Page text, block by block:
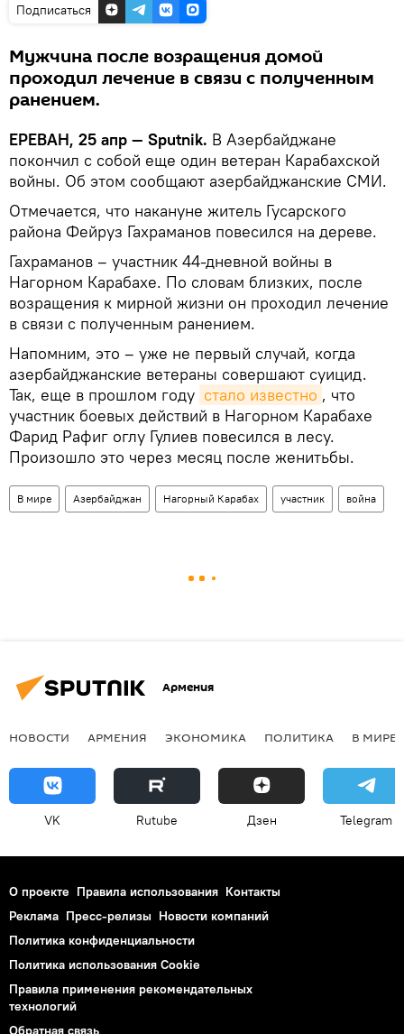
Подписаться
Мужчина после возращения домой
проходил лечение в связи с полученным
ранением.
ЕРЕВАН, 25 апр — Sputnik. В Азербайджане
покончил с собой еще один ветеран Карабахской
войны. Об этом сообщают азербайджанские СМИ.
Отмечается, что накануне житель Гусарского
района Фейруз Гахраманов повесился на дереве.
Гахраманов – участник 44-дневной войны в
Нагорном Карабахе. По словам близких, после
возращения к мирной жизни он проходил лечение
в связи с полученным ранением.
Напомним, это – уже не первый случай, когда
азербайджанские ветераны совершают суицид.
Так, еще в прошлом году стало известно , что
участник боевых действий в Нагорном Карабахе
Фарид Рафиг оглу Гулиев повесился в лесу.
Произошло это через месяц после женитьбы.
В мире Азербайджан Нагорный Карабах участник война
Армения
НОВОСТИ АРМЕНИЯ ЭКОНОМИКА ПОЛИТИКА В МИРЕ
VK Rutube Дзен Telegram
О проекте Правила использования Контакты
Реклама Пресс-релизы Новости компаний
Политика конфиденциальности
Политика использования Cookie
Правила применения рекомендательных
технологий
Обратная связь